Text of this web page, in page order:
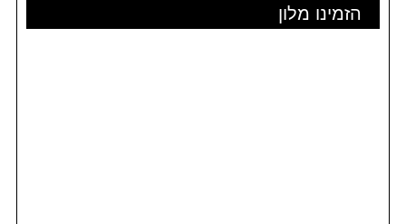
הזמינו מלון